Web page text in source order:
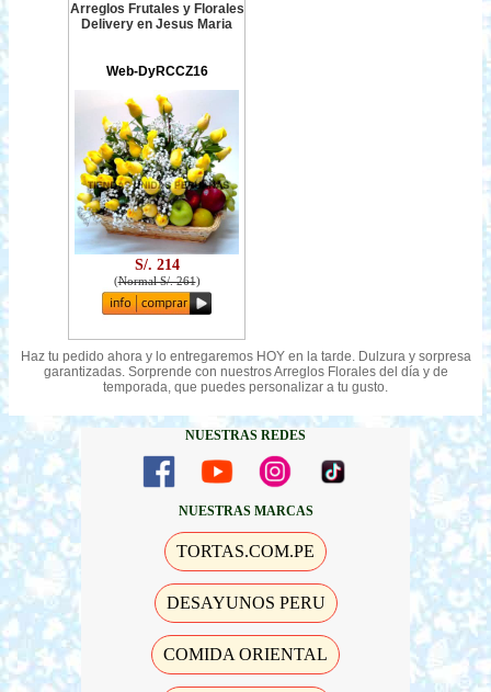
Arreglos Frutales y Florales
Delivery en Jesus Maria
Web-DyRCCZ16
S/. 214
(Normal S/. 261)
Haz tu pedido ahora y lo entregaremos HOY en la tarde. Dulzura y sorpresa
garantizadas. Sorprende con nuestros Arreglos Florales del día y de
temporada, que puedes personalizar a tu gusto.
NUESTRAS REDES
NUESTRAS MARCAS
TORTAS.COM.PE
DESAYUNOS PERU
COMIDA ORIENTAL